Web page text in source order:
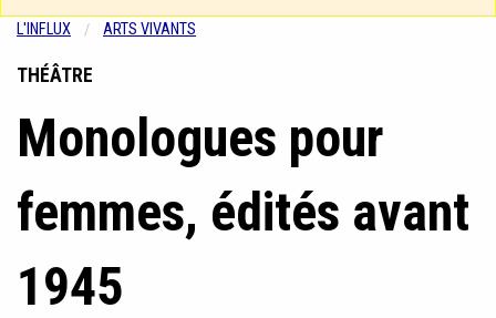
L'INFLUX ARTS VIVANTS
THÉÂTRE
Monologues pour
femmes, édités avant
1945